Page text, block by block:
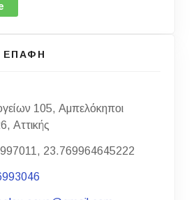
ΕΠΑΦΗ
105, Αμπελόκηποι
Αττικής
23.769964645222